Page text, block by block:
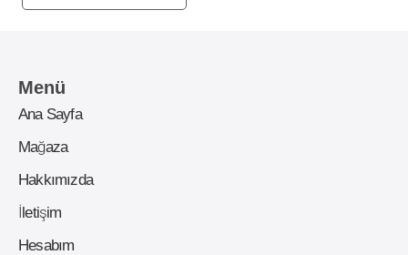
Menü
Ana Sayfa
Mağaza
Hakkımızda
İletişim
Hesabım